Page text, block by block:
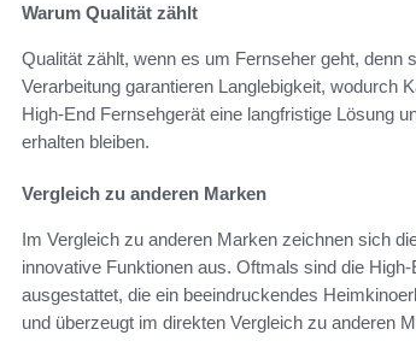
Warum Qualität zählt
Qualität zählt, wenn es um Fernseher geht, denn
Verarbeitung garantieren Langlebigkeit, wodurch
High-End Fernsehgerät eine langfristige Lösung
erhalten bleiben.
Vergleich zu anderen Marken
Im Vergleich zu anderen Marken zeichnen sich
innovative Funktionen aus. Oftmals sind die
ausgestattet, die ein beeindruckendes
und überzeugt im direkten Vergleich zu anderen